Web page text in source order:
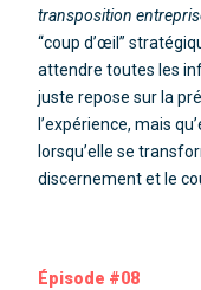
transposition
“coup d’œil”
attendre toutes les
juste repose sur la
l’expérience, mais
lorsqu’elle se
discernement et le
Épisode #08